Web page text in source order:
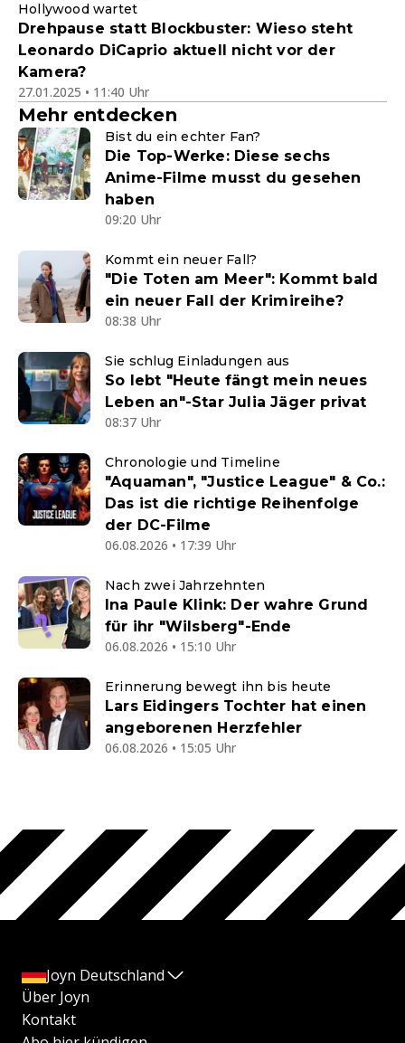
Hollywood wartet
Drehpause statt Blockbuster: Wieso steht
Leonardo DiCaprio aktuell nicht vor der
Kamera?
27.01.2025 • 11:40 Uhr
Mehr entdecken
Bist du ein echter Fan?
Die Top-Werke: Diese sechs
Anime-Filme musst du gesehen
haben
09:20 Uhr
Kommt ein neuer Fall?
"Die Toten am Meer": Kommt bald
ein neuer Fall der Krimireihe?
08:38 Uhr
Sie schlug Einladungen aus
So lebt "Heute fängt mein neues
Leben an"-Star Julia Jäger privat
08:37 Uhr
Chronologie und Timeline
"Aquaman", "Justice League" & Co.:
Das ist die richtige Reihenfolge
der DC-Filme
06.08.2026 • 17:39 Uhr
Nach zwei Jahrzehnten
Ina Paule Klink: Der wahre Grund
für ihr "Wilsberg"-Ende
06.08.2026 • 15:10 Uhr
Erinnerung bewegt ihn bis heute
Lars Eidingers Tochter hat einen
angeborenen Herzfehler
06.08.2026 • 15:05 Uhr
Joyn Deutschland
Über Joyn
Kontakt